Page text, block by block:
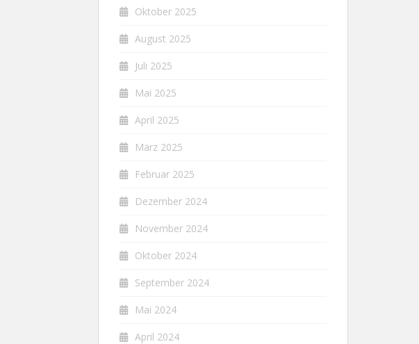
Oktober 2025
August 2025
Juli 2025
Mai 2025
April 2025
März 2025
Februar 2025
Dezember 2024
November 2024
Oktober 2024
September 2024
Mai 2024
April 2024